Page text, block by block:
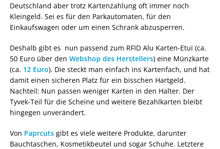
Deutschland aber trotz Kartenzahlung oft immer noch
Kleingeld. Sei es für den Parkautomaten, für den
Einkaufswagen oder um einen Schrank abzusperren.
Deshalb gibt es nun passend zum RFID Alu Karten-Etui (ca.
50 Euro über den Webshop des Herstellers) eine Münzkarte
(ca. 12 Euro). Die steckt man einfach ins Kartenfach, und hat
damit einen sicheren Platz für ein bisschen Hartgeld.
Nachteil: Nun passen weniger Karten in den Halter. Der
Tyvek-Teil für die Scheine und weitere Bezahlkarten bleibt
hingegen unverändert.
Von Paprcuts gibt es viele weitere Produkte, darunter
Bauchtaschen, Kosmetikbeutel und sogar Schuhe. Letztere